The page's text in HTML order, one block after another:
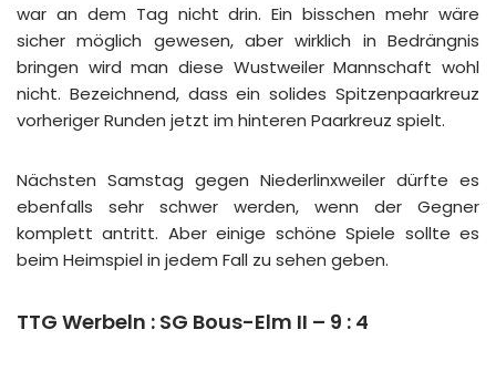
war an dem Tag nicht drin. Ein bisschen mehr wäre
sicher möglich gewesen, aber wirklich in Bedrängnis
bringen wird man diese Wustweiler Mannschaft wohl
nicht. Bezeichnend, dass ein solides Spitzenpaarkreuz
vorheriger Runden jetzt im hinteren Paarkreuz spielt.
Nächsten Samstag gegen Niederlinxweiler dürfte es
ebenfalls sehr schwer werden, wenn der Gegner
komplett antritt. Aber einige schöne Spiele sollte es
beim Heimspiel in jedem Fall zu sehen geben.
TTG Werbeln : SG Bous-Elm II – 9 : 4